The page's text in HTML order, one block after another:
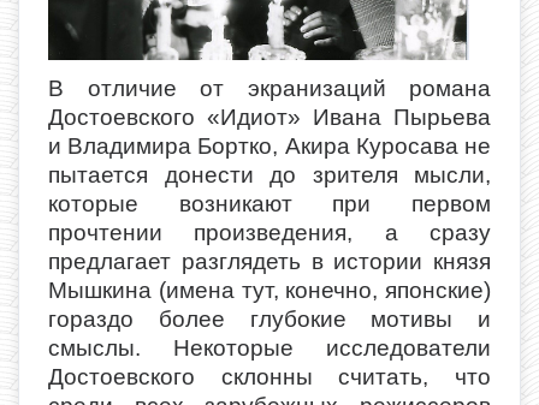
В отличие от экранизаций романа
Достоевского «Идиот» Ивана Пырьева
и Владимира Бортко, Акира Куросава не
пытается донести до зрителя мысли,
которые возникают при первом
прочтении произведения, а сразу
предлагает разглядеть в истории князя
Мышкина (имена тут, конечно, японские)
гораздо более глубокие мотивы и
смыслы. Некоторые исследователи
Достоевского склонны считать, что